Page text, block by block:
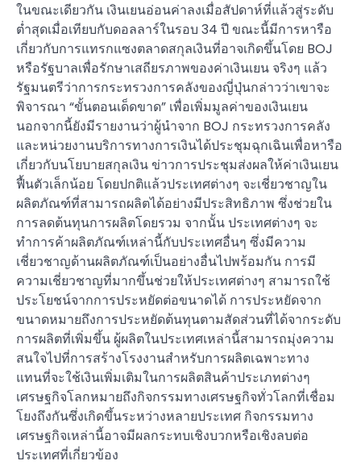
ในขณะเดียวกัน เงินเยนอ่อนค่าลงเมื่อสัปดาห์ที่แล้วสู่ระดับ
ต่ำสุดเมื่อเทียบกับดอลลาร์ในรอบ 34 ปี ขณะนี้มีการหารือ
เกี่ยวกับการแทรกแซงตลาดสกุลเงินที่อาจเกิดขึ้นโดย BOJ
หรือรัฐบาลเพื่อรักษาเสถียรภาพของค่าเงินเยน จริงๆ แล้ว
รัฐมนตรีว่าการกระทรวงการคลังของญี่ปุ่นกล่าวว่าเขาจะ
พิจารณา “ขั้นตอนเด็ดขาด” เพื่อเพิ่มมูลค่าของเงินเยน
นอกจากนี้ยังมีรายงานว่าผู้นำจาก BOJ กระทรวงการคลัง
และหน่วยงานบริการทางการเงินได้ประชุมฉุกเฉินเพื่อหารือ
เกี่ยวกับนโยบายสกุลเงิน ข่าวการประชุมส่งผลให้ค่าเงินเยน
ฟื้นตัวเล็กน้อย โดยปกติแล้วประเทศต่างๆ จะเชี่ยวชาญใน
ผลิตภัณฑ์ที่สามารถผลิตได้อย่างมีประสิทธิภาพ ซึ่งช่วยใน
การลดต้นทุนการผลิตโดยรวม จากนั้น ประเทศต่างๆ จะ
ทำการค้าผลิตภัณฑ์เหล่านี้กับประเทศอื่นๆ ซึ่งมีความ
เชี่ยวชาญด้านผลิตภัณฑ์เป็นอย่างอื่นไปพร้อมกัน การมี
ความเชี่ยวชาญที่มากขึ้นช่วยให้ประเทศต่างๆ สามารถใช้
ประโยชน์จากการประหยัดต่อขนาดได้ การประหยัดจาก
ขนาดหมายถึงการประหยัดต้นทุนตามสัดส่วนที่ได้จากระดับ
การผลิตที่เพิ่มขึ้น ผู้ผลิตในประเทศเหล่านี้สามารถมุ่งความ
สนใจไปที่การสร้างโรงงานสำหรับการผลิตเฉพาะทาง
แทนที่จะใช้เงินเพิ่มเติมในการผลิตสินค้าประเภทต่างๆ
เศรษฐกิจโลกหมายถึงกิจกรรมทางเศรษฐกิจทั่วโลกที่เชื่อม
โยงถึงกันซึ่งเกิดขึ้นระหว่างหลายประเทศ กิจกรรมทาง
เศรษฐกิจเหล่านี้อาจมีผลกระทบเชิงบวกหรือเชิงลบต่อ
ประเทศที่เกี่ยวข้อง